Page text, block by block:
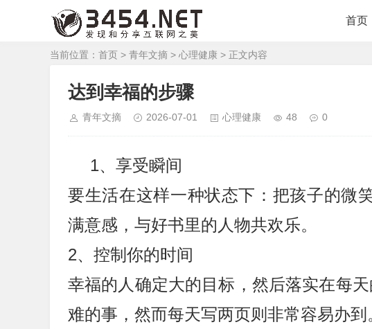
首页
当前位置： 首页 > 青年文摘 > 心理健康 > 正文内容
达到幸福的步骤
青年文摘 2026-07-01 心理健康 48 0
1、享受瞬间
要生活在这样一种状态下：把孩子的微
满意感，与好书里的人物共欢乐。
2、控制你的时间
幸福的人确定大的目标，然后落实在每
难的事，然而每天写两页则非常容易办到